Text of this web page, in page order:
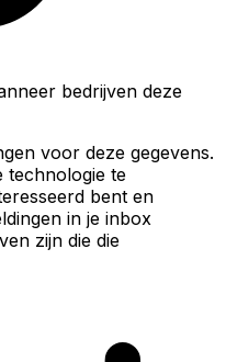
bedrijven deze
voor deze gegevens.
technologie te
bent en
in je inbox
zijn die die